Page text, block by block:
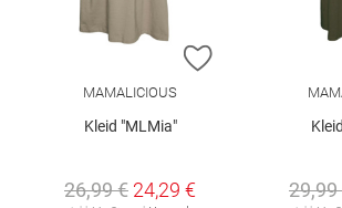
ZUR
MAMALICIOUS
Kleid "MLMia"
26,99 € 24,29 € 29,99